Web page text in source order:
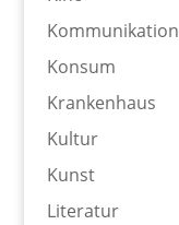
Kommunikation
Konsum
Krankenhaus
Kultur
Kunst
Literatur